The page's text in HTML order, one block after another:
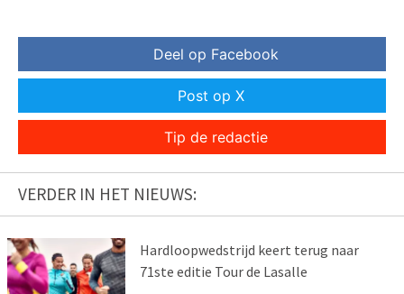
Deel op Facebook
Post op X
Tip de redactie
VERDER IN HET NIEUWS:
Hardloopwedstrijd keert terug naar
71ste editie Tour de Lasalle